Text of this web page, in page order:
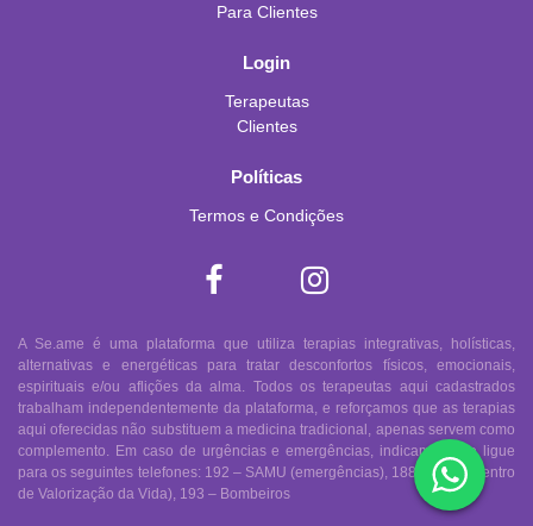
Para Clientes
Login
Terapeutas
Clientes
Políticas
Termos e Condições
A Se.ame é uma plataforma que utiliza terapias integrativas, holísticas,
alternativas e energéticas para tratar desconfortos físicos, emocionais,
espirituais e/ou aflições da alma. Todos os terapeutas aqui cadastrados
trabalham independentemente da plataforma, e reforçamos que as terapias
aqui oferecidas não substituem a medicina tradicional, apenas servem como
complemento. Em caso de urgências e emergências, indicamos que ligue
para os seguintes telefones: 192 – SAMU (emergências), 188 – CVV (Centro
de Valorização da Vida), 193 – Bombeiros